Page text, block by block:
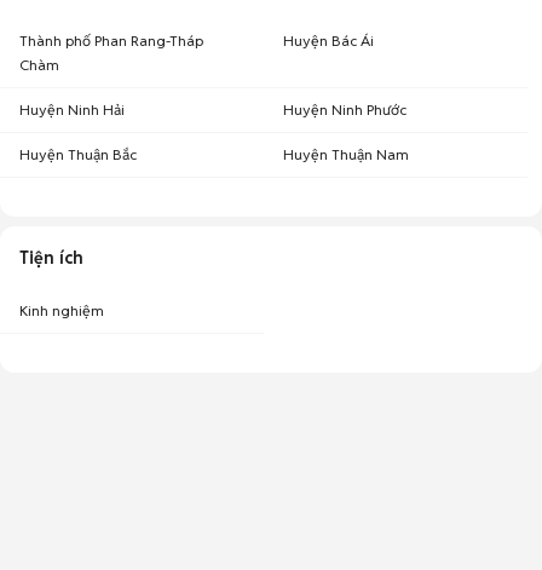
Thành phố Phan Rang-Tháp
Chàm
Huyện Bác Ái
Huyện Ninh Hải Huyện Ninh Phước
Huyện Thuận Bắc Huyện Thuận Nam
Tiện ích
Kinh nghiệm